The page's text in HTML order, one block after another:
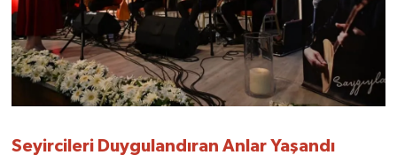
Seyircileri Duygulandıran Anlar Yaşandı